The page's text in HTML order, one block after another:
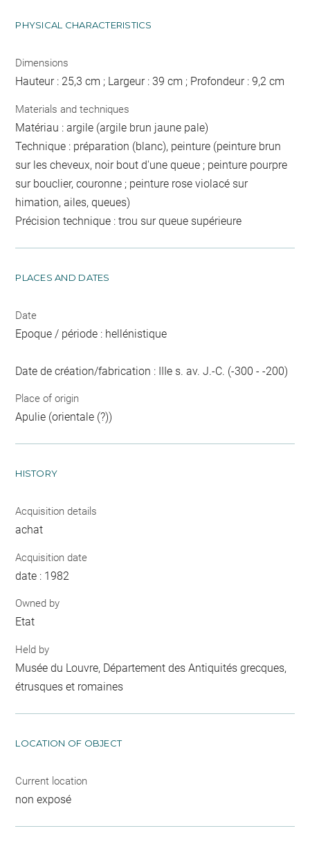
PHYSICAL CHARACTERISTICS
Dimensions
Hauteur : 25,3 cm ; Largeur : 39 cm ; Profondeur : 9,2 cm
Materials and techniques
Matériau : argile (argile brun jaune pale)
Technique : préparation (blanc), peinture (peinture brun
sur les cheveux, noir bout d'une queue ; peinture pourpre
sur bouclier, couronne ; peinture rose violacé sur
himation, ailes, queues)
Précision technique : trou sur queue supérieure
PLACES AND DATES
Date
Epoque / période : hellénistique
Date de création/fabrication : IIIe s. av. J.-C. (-300 - -200)
Place of origin
Apulie (orientale (?))
HISTORY
Acquisition details
achat
Acquisition date
date : 1982
Owned by
Etat
Held by
Musée du Louvre, Département des Antiquités grecques,
étrusques et romaines
LOCATION OF OBJECT
Current location
non exposé